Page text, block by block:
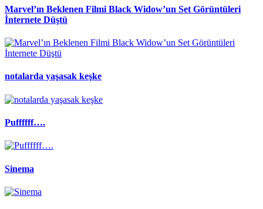
Marvel’ın Beklenen Filmi Black Widow’un Set Görüntüleri
İnternete Düştü
notalarda yaşasak keşke
Puffffff….
Sinema